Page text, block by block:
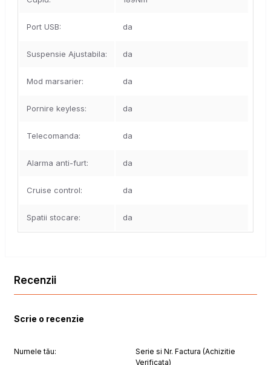
Port USB: da
Suspensie Ajustabila: da
Mod marsarier: da
Pornire keyless: da
Telecomanda: da
Alarma anti-furt: da
Cruise control: da
Spatii stocare: da
Recenzii
Scrie o recenzie
Numele tău:
Serie si Nr. Factura (Achizitie
Verificata)